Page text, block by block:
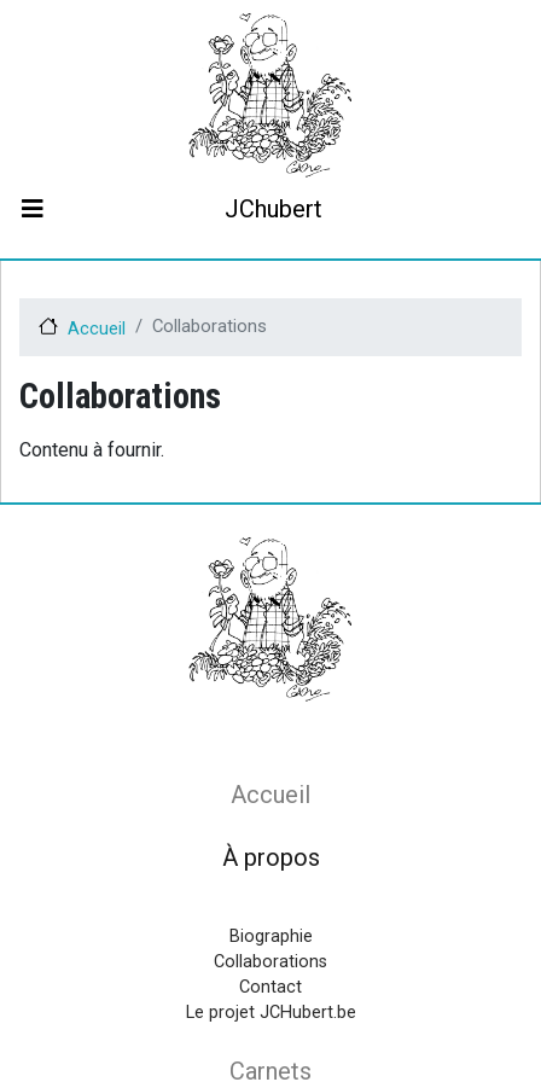
Aller
au
contenu
principal
JChubert
Biographie
ContactAccueil Collaborations
Collaborations
Contenu à fournir.
Accueil
À propos
Biographie
Collaborations
Contact
Le projet JCHubert.be
Carnets